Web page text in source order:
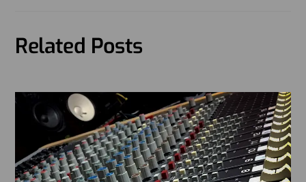
Related Posts